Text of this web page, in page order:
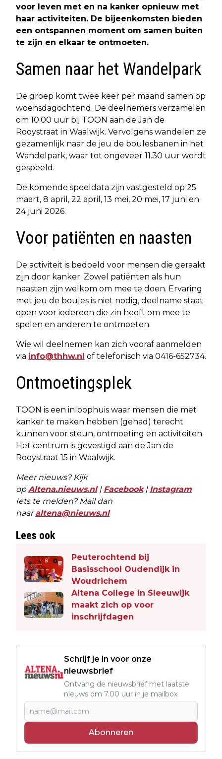
voor leven met en na kanker opnieuw met
haar activiteiten. De bijeenkomsten bieden
een ontspannen moment om samen buiten
te zijn en elkaar te ontmoeten.
Samen naar het Wandelpark
De groep komt twee keer per maand samen op
woensdagochtend. De deelnemers verzamelen
om 10.00 uur bij TOON aan de Jan de
Rooystraat in Waalwijk. Vervolgens wandelen ze
gezamenlijk naar de jeu de boulesbanen in het
Wandelpark, waar tot ongeveer 11.30 uur wordt
gespeeld.
De komende speeldata zijn vastgesteld op 25
maart, 8 april, 22 april, 13 mei, 20 mei, 17 juni en
24 juni 2026.
Voor patiënten en naasten
De activiteit is bedoeld voor mensen die geraakt
zijn door kanker. Zowel patiënten als hun
naasten zijn welkom om mee te doen. Ervaring
met jeu de boules is niet nodig, deelname staat
open voor iedereen die zin heeft om mee te
spelen en anderen te ontmoeten.
Wie wil deelnemen kan zich vooraf aanmelden
via info@thhw.nl of telefonisch via 0416-652734.
Ontmoetingsplek
TOON is een inloophuis waar mensen die met
kanker te maken hebben (gehad) terecht
kunnen voor steun, ontmoeting en activiteiten.
Het centrum is gevestigd aan de Jan de
Rooystraat 15 in Waalwijk.
Meer nieuws? Kijk
opAltena.nieuws.nl| Facebook| Instagram
Iets te melden? Mail dan
naaraltena@nieuws.nl
Lees ook
Peuterochtend bij
Basisschool Oudendijk in
Woudrichem
Altena College in Sleeuwijk
maakt zich op voor
inschrijfdagen
Schrijf je in voor onze
nieuwsbrief
Ontvang de nieuwsbrief met laatste
nieuws om 7.00 uur in je mailbox.
Abonneren